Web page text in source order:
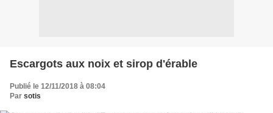
Escargots aux noix et sirop d'érable
Publié le 12/11/2018 à 08:04
Par sotis